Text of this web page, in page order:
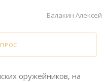
Балакин Алексей
оружейников, на